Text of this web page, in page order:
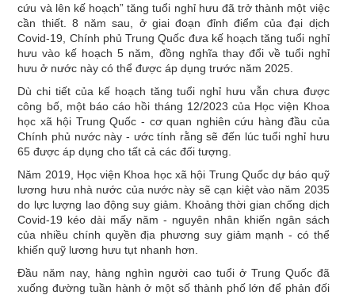
cứu và lên kế hoạch” tăng tuổi nghỉ hưu đã trở thành một việc
cần thiết. 8 năm sau, ở giai đoạn đỉnh điểm của đại dịch
Covid-19, Chính phủ Trung Quốc đưa kế hoạch tăng tuổi nghỉ
hưu vào kế hoạch 5 năm, đồng nghĩa thay đổi về tuổi nghỉ
hưu ở nước này có thể được áp dụng trước năm 2025.
Dù chi tiết của kế hoạch tăng tuổi nghỉ hưu vẫn chưa được
công bố, một báo cáo hồi tháng 12/2023 của Học viện Khoa
học xã hội Trung Quốc - cơ quan nghiên cứu hàng đầu của
Chính phủ nước này - ước tính rằng sẽ đến lúc tuổi nghỉ hưu
65 được áp dụng cho tất cả các đối tượng.
Năm 2019, Học viện Khoa học xã hội Trung Quốc dự báo quỹ
lương hưu nhà nước của nước này sẽ cạn kiệt vào năm 2035
do lực lượng lao động suy giảm. Khoảng thời gian chống dịch
Covid-19 kéo dài mấy năm - nguyên nhân khiến ngân sách
của nhiều chính quyền địa phương suy giảm mạnh - có thể
khiến quỹ lương hưu tụt nhanh hơn.
Đầu năm nay, hàng nghìn người cao tuổi ở Trung Quốc đã
xuống đường tuần hành ở một số thành phố lớn để phản đối